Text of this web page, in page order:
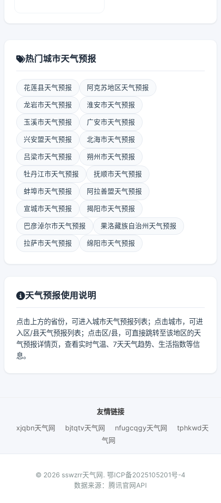
热门城市天气预报
花莲县天气预报 阿克苏地区天气预报
龙岩市天气预报 淮安市天气预报
玉溪市天气预报 广安市天气预报
兴安盟天气预报 北海市天气预报
吕梁市天气预报 朔州市天气预报
牡丹江市天气预报 抚顺市天气预报
蚌埠市天气预报 阿拉善盟天气预报
宣城市天气预报 揭阳市天气预报
巴彦淖尔市天气预报 果洛藏族自治州天气预报
拉萨市天气预报 绵阳市天气预报
天气预报使用说明
点击上方的省份，可进入城市天气预报列表；点击城市，可进
入区/县天气预报列表；点击区/县，可直接跳转至该地区的天
气预报详情页，查看实时气温、7天天气趋势、生活指数等信
息。
友情链接
xjqbn天气网
bjtqtv天气网 nfugcqgy天气网
tphkwd天
气网
© 2026 sswzrr天气网. 鄂ICP备2025105201号-4
数据来源：腾讯官网API